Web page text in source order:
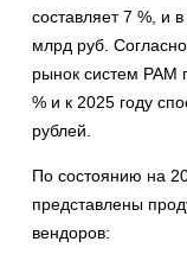
составляет 7 %, и
млрд руб. Согласно
рынок систем PAM
% и к 2025 году
рублей.
По состоянию на
представлены
вендоров: